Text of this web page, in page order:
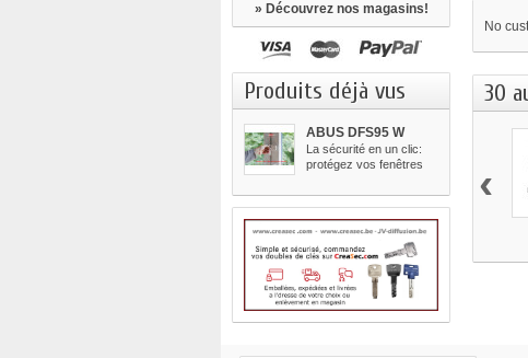
» Découvrez nos magasins!
Produits déjà vus
ABUS DFS95 W
-40%
La sécurité en un clic:
protégez vos fenêtres
No
30
‹